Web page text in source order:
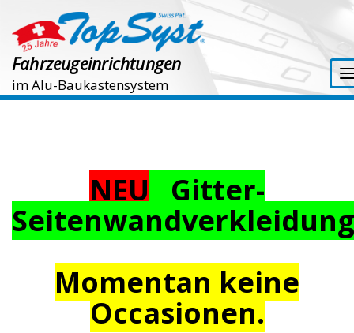
Fahrzeugeinrichtungen
im Alu-Baukastensystem
NEU Gitter-
Momentan keine
Occasionen.